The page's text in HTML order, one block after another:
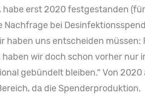
erst 2020 festgestanden
Nachfrage bei
haben uns entscheiden
wir doch schon vorher nur
gebündelt bleiben.“ Von
da die Spenderproduktion.